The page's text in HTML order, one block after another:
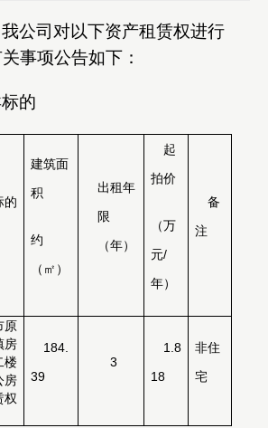
公司对以下资产租赁权进行
事项公告如下：
的
的
建筑面
积
约
（㎡）
出租年
限
（年）
起
拍价
（万
元/
年）
备
注
原
房
楼
房
权
184.
39
3
1.8
18
非住
宅